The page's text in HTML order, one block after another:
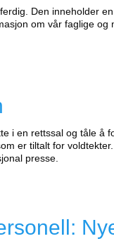
Den inneholder
om vår faglige og
i en rettssal og tåle å
er tiltalt for
presse.